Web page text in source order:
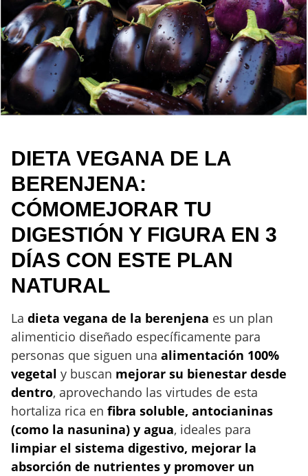
DIETA VEGANA DE LA
BERENJENA:
CÓMOMEJORAR TU
DIGESTIÓN Y FIGURA EN 3
DÍAS CON ESTE PLAN
NATURAL
La dieta vegana de la berenjena es un plan
alimenticio diseñado específicamente para
personas que siguen una alimentación 100%
vegetal y buscan mejorar su bienestar desde
dentro, aprovechando las virtudes de esta
hortaliza rica en fibra soluble, antocianinas
(como la nasunina) y agua, ideales para
limpiar el sistema digestivo, mejorar la
absorción de nutrientes y promover un